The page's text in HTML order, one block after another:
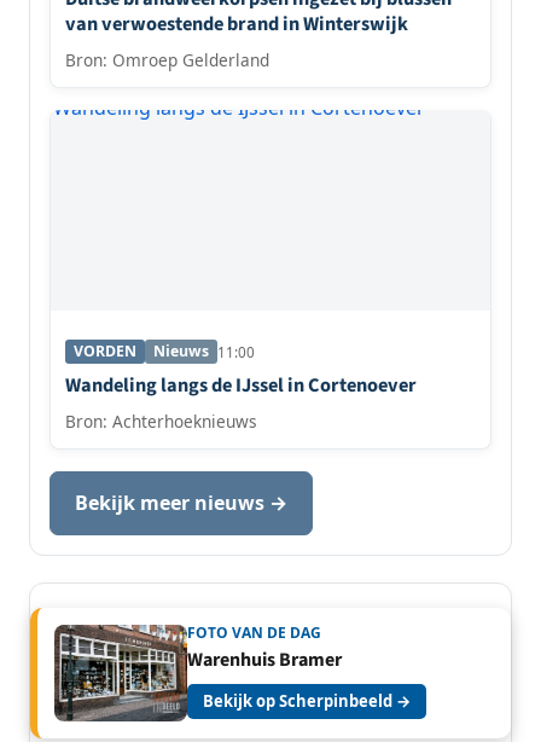
van verwoestende brand in Winterswijk
Bron: Omroep Gelderland
VORDEN Nieuws 11:00
Wandeling langs de IJssel in Cortenoever
Bron: Achterhoeknieuws
Bekijk meer nieuws →
FOTO VAN DE DAG
Warenhuis Bramer
Bekijk op Scherpinbeeld →